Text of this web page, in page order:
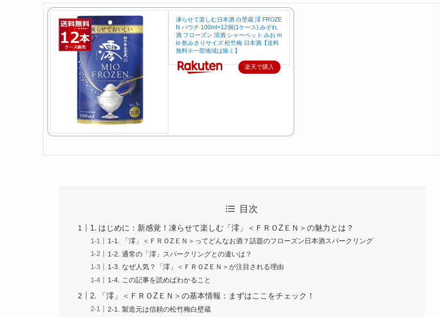
凍らせて楽しむ日本酒 白壁蔵 澪 FROZE
N パウチ 100ml×12個(1ケース) みぞれ
酒 フローズン 清酒 シャーベット みお m
io 飲みきりサイズ 松竹梅 日本酒【送料
無料※一部地域は除く】
楽天で購入
目次
1. はじめに：新感覚！凍らせて楽しむ「澪」＜ＦＲＯZＥＮ＞の魅力とは？
1-1. 「澪」＜ＦＲＯZＥＮ＞ってどんなお酒？話題のフローズン日本酒スパークリング
1-2. 通常の「澪」スパークリングとの違いは？
1-3. なぜ人気？「澪」＜ＦＲＯZＥＮ＞が注目される理由
1-4. この記事を読めばわかること
2. 「澪」＜ＦＲＯZＥＮ＞の基本情報：まずはここをチェック！
2-1. 製造元は信頼の松竹梅白壁蔵